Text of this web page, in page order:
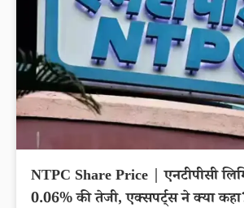
NTPC Share Price | एनटीपीसी
0.06% की तेजी, एक्सपर्ट्स ने क्या